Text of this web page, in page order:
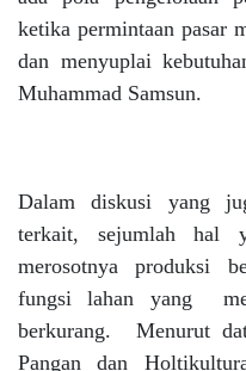
ketika permintaan pasar
dan menyuplai
Muhammad Samsun.
Dalam diskusi yang
terkait, sejumlah hal
merosotnya produksi
fungsi lahan yang
berkurang. Menurut
Pangan dan